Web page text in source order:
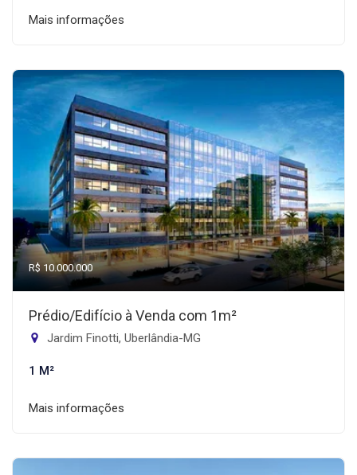
Mais informações
R$ 10.000.000
Prédio/Edifício à Venda com 1m²
Jardim Finotti, Uberlândia-MG
1 M²
Mais informações